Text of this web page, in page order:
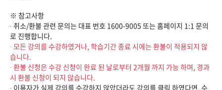
※ 참고사항
∙ 취소/환불 관련 문의는 대표 번호 1600-9005 또는 홈페이지 1:1 문의
로 진행합니다.
∙ 모든 강의를 수강하였거나, 학습기간 종료 시에는 환불이 적용되지 않
습니다.
∙ 환불 신청은 수강 신청이 완료 된 날로부터 2개월 까지 가능 하며, 경과
시 환불 신청이 되지 않습니다.
∙ 이용자가 실제 강의를 수강하지 않았더라도 강의를 클릭 하였다면, 수